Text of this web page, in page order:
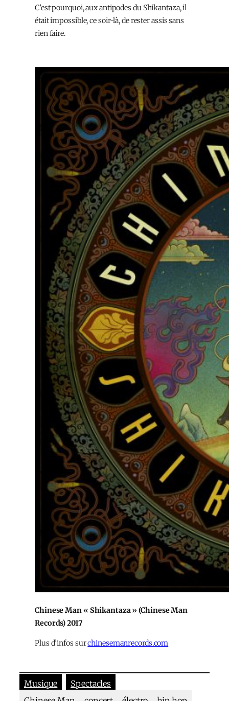
C’est pourquoi, aux antipodes du Shikantaza, il
était impossible, ce soir-là, de rester assis sans
rien faire.
Chinese Man « Shikantaza » (Chinese Man
Records) 2017
Plus d’infos surchinesemanrecords.com
Musique
Spectacles